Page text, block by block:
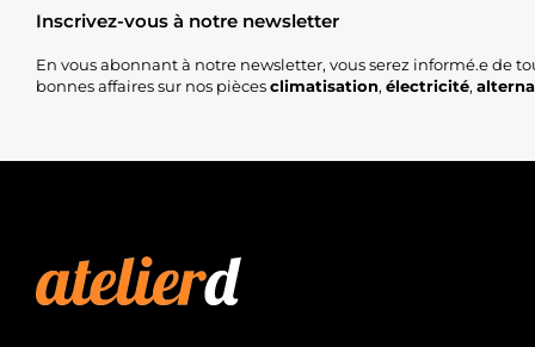
Inscrivez-vous à notre newsletter
En vous abonnant à notre newsletter, vous serez informé.e de
bonnes affaires sur nos piècesclimatisation, électricité,